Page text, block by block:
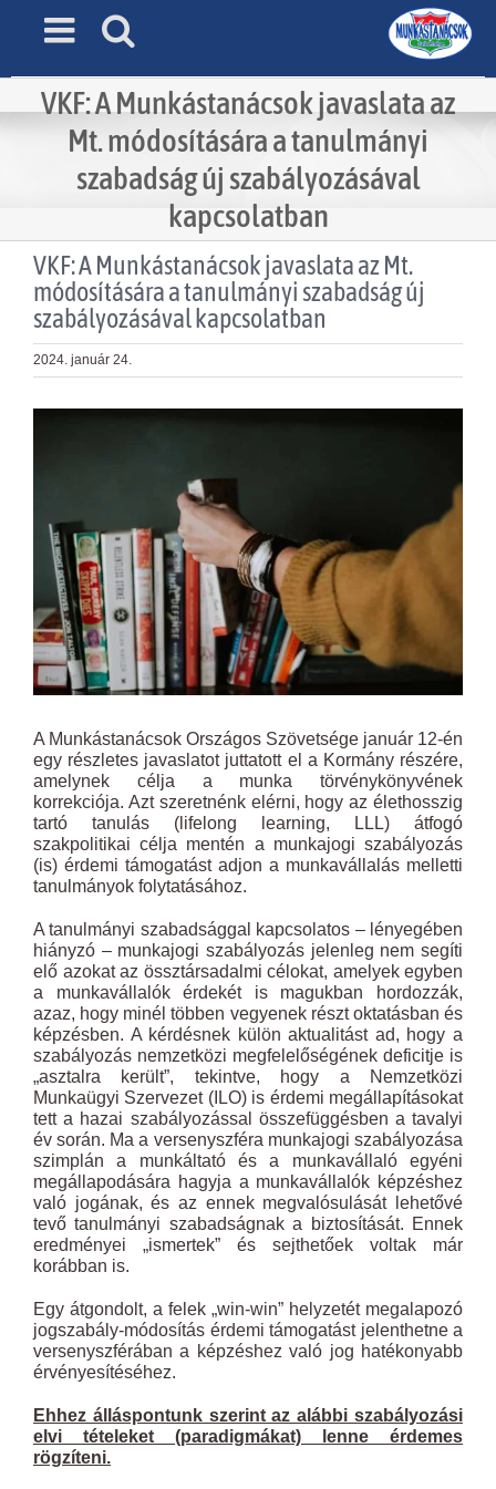
VKF: A Munkástanácsok javaslata az
Mt. módosítására a tanulmányi
szabadság új szabályozásával
kapcsolatban
VKF: A Munkástanácsok javaslata az Mt.
módosítására a tanulmányi szabadság új
szabályozásával kapcsolatban
2024. január 24.
A Munkástanácsok Országos Szövetsége január 12-én
egy részletes javaslatot juttatott el a Kormány részére,
amelynek célja a munka törvénykönyvének
korrekciója. Azt szeretnénk elérni, hogy az élethosszig
tartó tanulás (lifelong learning, LLL) átfogó
szakpolitikai célja mentén a munkajogi szabályozás
(is) érdemi támogatást adjon a munkavállalás melletti
tanulmányok folytatásához.
A tanulmányi szabadsággal kapcsolatos – lényegében
hiányzó – munkajogi szabályozás jelenleg nem segíti
elő azokat az össztársadalmi célokat, amelyek egyben
a munkavállalók érdekét is magukban hordozzák,
azaz, hogy minél többen vegyenek részt oktatásban és
képzésben. A kérdésnek külön aktualitást ad, hogy a
szabályozás nemzetközi megfelelőségének deficitje is
„asztalra került”, tekintve, hogy a Nemzetközi
Munkaügyi Szervezet (ILO) is érdemi megállapításokat
tett a hazai szabályozással összefüggésben a tavalyi
év során. Ma a versenyszféra munkajogi szabályozása
szimplán a munkáltató és a munkavállaló egyéni
megállapodására hagyja a munkavállalók képzéshez
való jogának, és az ennek megvalósulását lehetővé
tevő tanulmányi szabadságnak a biztosítását. Ennek
eredményei „ismertek” és sejthetőek voltak már
korábban is.
Egy átgondolt, a felek „win-win” helyzetét megalapozó
jogszabály-módosítás érdemi támogatást jelenthetne a
versenyszférában a képzéshez való jog hatékonyabb
érvényesítéséhez.
Ehhez álláspontunk szerint az alábbi szabályozási
elvi tételeket (paradigmákat) lenne érdemes
rögzíteni.